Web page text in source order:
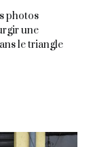
photos
une
le triangle